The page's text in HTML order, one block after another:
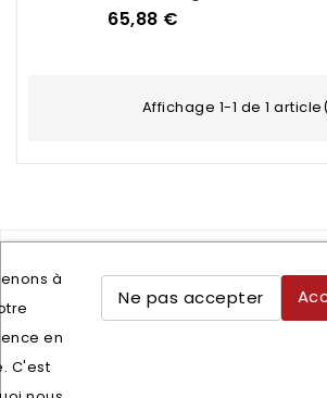
Prix
65,88 €
Affichage 1-1 de 1
Lettre
Vous pouvez vous désinscrire à tout
trouverez pour cela nos informations
à
en
C'est
Ne pas accepter